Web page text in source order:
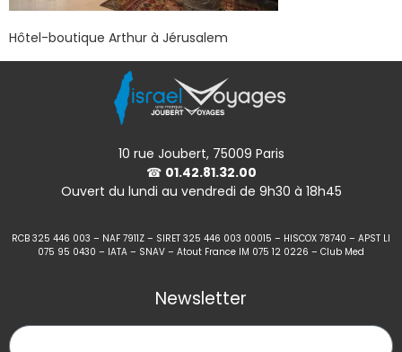
Hôtel-boutique Arthur à Jérusalem
10 rue Joubert, 75009 Paris
☎ 01.42.81.32.00
Ouvert du lundi au vendredi de 9h30 à 18h45
RCB 325 446 003 – NAF 7911Z – SIRET 325 446 003 00015 – HISCOX 78740 – APST LI
075 95 0430 – IATA – SNAV – Atout France IM 075 12 0226 – Club Med
Newsletter